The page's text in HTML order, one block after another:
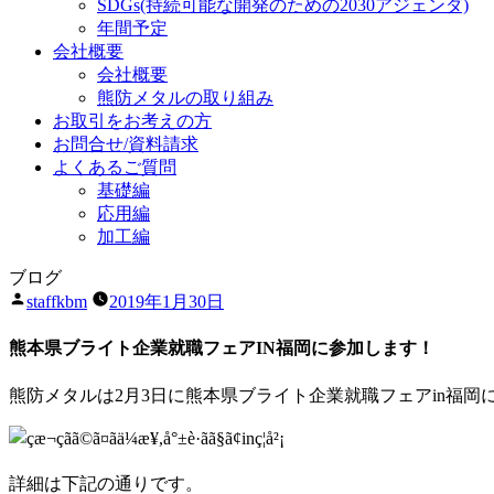
SDGs(持続可能な開発のための2030アジェンダ)
年間予定
会社概要
会社概要
熊防メタルの取り組み
お取引をお考えの方
お問合せ/資料請求
よくあるご質問
基礎編
応用編
加工編
ブログ
投
者:
staffkbm 2019年1月30日
熊本県ブライト企業就職フェアIN福岡に参加します！
熊防メタルは2月3日に熊本県ブライト企業就職フェアin福岡
詳細は下記の通りです。